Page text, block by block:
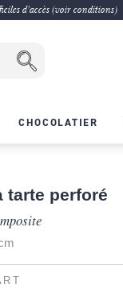
d'accès (voir conditions)
CHOCOLATIER
tarte perforé